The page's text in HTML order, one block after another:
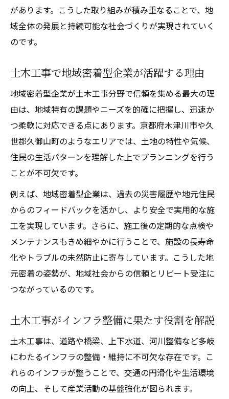
があります。こうした取り組みが積み重なることで、地
域全体の発展と持続可能な社会づくりが実現されていく
のです。
土木工事で地域密着型企業が活躍する理由
地域密着型企業が土木工事分野で信頼を集める最大の理
由は、地域特有の課題やニーズを的確に把握し、迅速か
つ柔軟に対応できる点にあります。京都府木津川市や久
世郡久御山町のようなエリアでは、土地の特性や気候、
住民の生活パターンを理解した上でプランニングを行う
ことが不可欠です。
例えば、地域密着型企業は、過去の災害履歴や地元住民
からのフィードバックを活かし、より安全で実用的な施
工を実現しています。さらに、施工後の定期的な点検や
メンテナンスもきめ細やかに行うことで、施設の長寿命
化やトラブルの未然防止に寄与しています。こうした地
元密着の姿勢が、地域社会からの信頼とリピート受注に
つながっているのです。
土木工事がインフラ整備に果たす役割を解説
土木工事は、道路や橋梁、上下水道、河川整備など多岐
にわたるインフラの整備・維持に不可欠な存在です。こ
れらのインフラが整うことで、交通の円滑化や生活環境
の向上、そして産業活動の基盤強化が図られます。